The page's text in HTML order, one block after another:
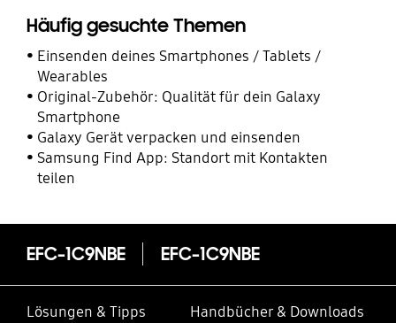
Häufig gesuchte Themen
Einsenden deines Smartphones / Tablets /
Wearables
Original-Zubehör: Qualität für dein Galaxy
Smartphone
Galaxy Gerät verpacken und einsenden
Samsung Find App: Standort mit Kontakten
teilen
EFC-1C9NBE EFC-1C9NBE
Lösungen & Tipps Handbücher & Downloads